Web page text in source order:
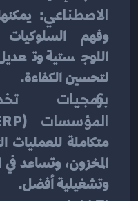
الاصطناعي
لتحسين الكفاءة.
المؤسسات (ERP)
وتشغيلية أفضل.